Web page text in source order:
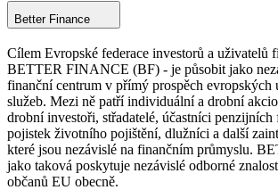
Better Finance
Cílem Evropské federace investorů a uživatelů
BETTER FINANCE (BF) - je působit jako
finanční centrum v přímý prospěch evropských
služeb. Mezi ně patří individuální a drobní
drobní investoři, střadatelé, účastníci penzijních
pojistek životního pojištění, dlužníci a další
které jsou nezávislé na finančním průmyslu.
jako taková poskytuje nezávislé odborné
občanů EU obecně.